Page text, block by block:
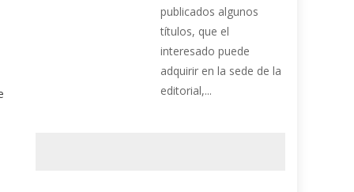
publicados algunos
títulos, que el
interesado puede
adquirir en la sede de la
editorial,...